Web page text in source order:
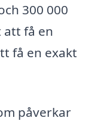
300 000
att få en
få en exakt
påverkar